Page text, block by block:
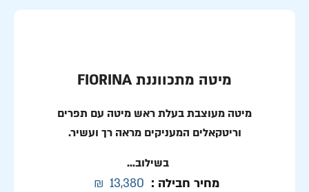
מיטה מתכווננת FIORINA
מיטה מעוצבת בעלת ראש מיטה עם תפרים
וריטקאלים המעניקים מראה רך ועשיר.
בשילוב...
מחיר חבילה : 13,380
₪